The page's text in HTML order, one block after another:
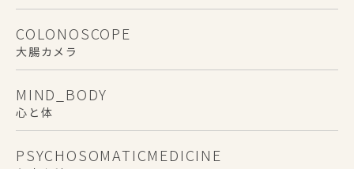
COLONOSCOPE
大腸カメラ
MIND_BODY
心と体
PSYCHOSOMATICMEDICINE